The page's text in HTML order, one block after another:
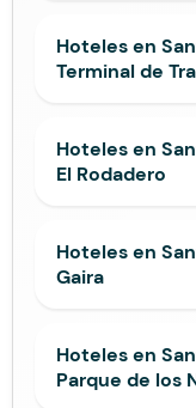
Hoteles en
Terminal de
Hoteles en
El Rodadero
Hoteles en
Gaira
Hoteles en
Parque de los